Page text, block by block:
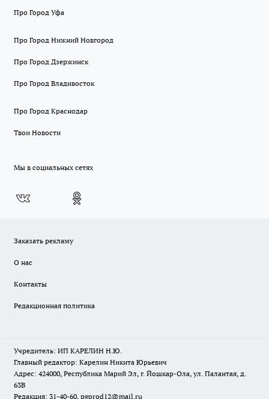
Про Город Уфа
Про Город Нижний Новгород
Про Город Дзержинск
Про Город Владивосток
Про Город Краснодар
Твои Новости
Мы в социальных сетях
Заказать рекламу
О нас
Контакты
Редакционная политика
Учредитель: ИП КАРЕЛИН Н.Ю.
Главный редактор: Карелин Никита Юрьевич
Адрес: 424000, Республика Марий Эл, г. Йошкар-Ола, ул. Палантая, д.
63В
Редакция: 31-40-60, pgorod12@mail.ru